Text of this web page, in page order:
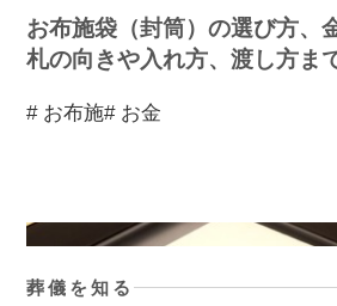
お布施袋（封筒）の選び方、
札の向きや入れ方、渡し方ま
# お布施# お金
葬儀を知る